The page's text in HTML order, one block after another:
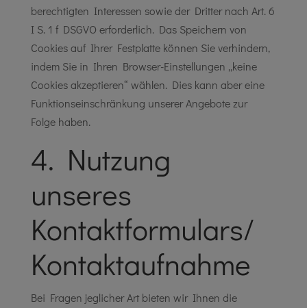
berechtigten Interessen sowie der Dritter nach Art. 6
I S. 1 f DSGVO erforderlich. Das Speichern von
Cookies auf Ihrer Festplatte können Sie verhindern,
indem Sie in Ihren Browser-Einstellungen „keine
Cookies akzeptieren“ wählen. Dies kann aber eine
Funktionseinschränkung unserer Angebote zur
Folge haben.
4. Nutzung
unseres
Kontaktformulars/
Kontaktaufnahme
Bei Fragen jeglicher Art bieten wir Ihnen die